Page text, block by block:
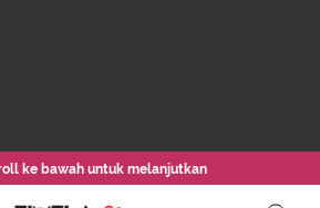
ke bawah untuk melanjutkan